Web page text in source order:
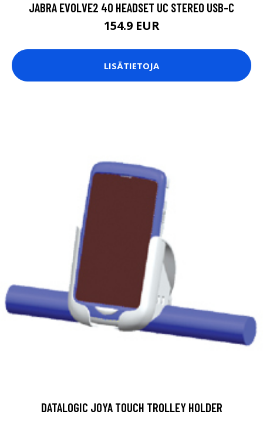
JABRA EVOLVE2 40 HEADSET UC STEREO USB-C
154.9 EUR
LISÄTIETOJA
DATALOGIC JOYA TOUCH TROLLEY HOLDER